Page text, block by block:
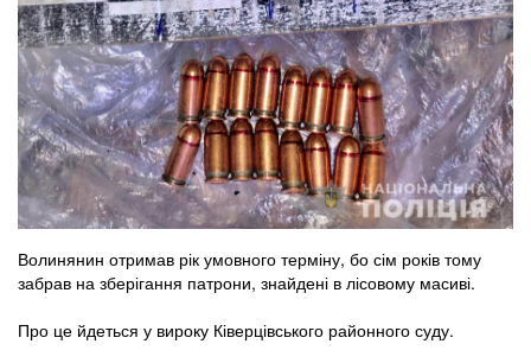
Волинянин отримав рік умовного терміну, бо сім років тому
забрав на зберігання патрони, знайдені в лісовому масиві.
Про це йдеться у вироку Ківерцівського районного суду.